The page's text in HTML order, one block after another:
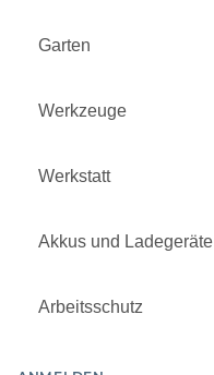
Garten
Werkzeuge
Werkstatt
Akkus und Ladegeräte
Arbeitsschutz